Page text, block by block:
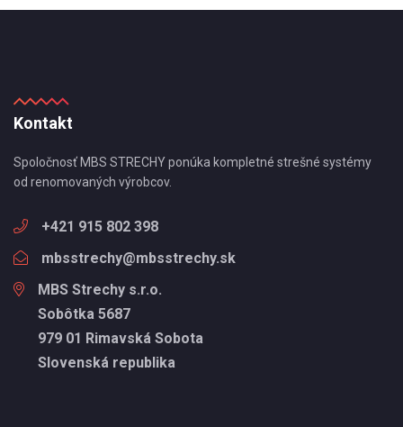
Kontakt
Spoločnosť MBS STRECHY ponúka kompletné strešné systémy
od renomovaných výrobcov.
+421 915 802 398
mbsstrechy@mbsstrechy.sk
MBS Strechy s.r.o.
Sobôtka 5687
979 01 Rimavská Sobota
Slovenská republika